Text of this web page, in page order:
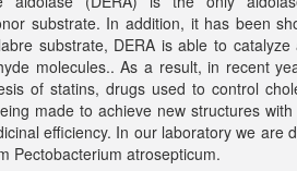
substrate. In addition, it has been
substrate, DERA is able to catalyze
molecules.. As a result, in recent
of statins, drugs used to control
made to achieve new structures
efficiency. In our laboratory we are
Pectobacterium atrosepticum.